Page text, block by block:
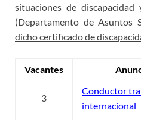
situaciones de
(Departamento de Asuntos
dicho certificado de
Vacantes
3
Conductor
internacional